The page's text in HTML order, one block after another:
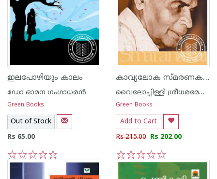
ഇലപോഴിയും കാലം
ഡോ ഓമന ഗംഗാധരന്‍
Green Books
Out of Stock
Rs 65.00
4
3
2
1
കാവ്യലോക സ്മരണകള്‍
വൈലോപ്പിള്ളി ശ്രീധരമേനോ‌ന്‍
Green Books
Add to Cart
Rs 215.00 Rs 202.00
5
4
3
2
1